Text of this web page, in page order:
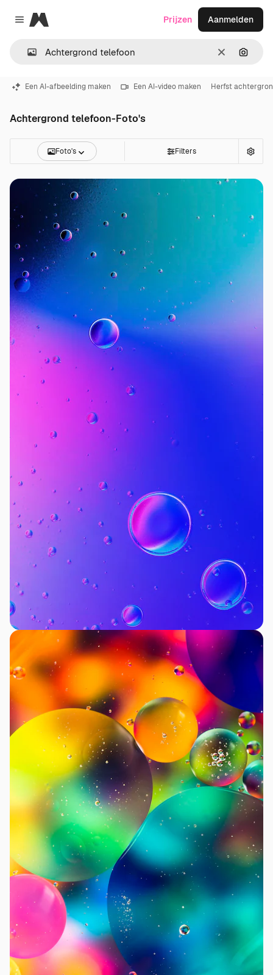
Close menu
Magnific
Wissen
Prijzen Aanmelden
Een AI-afbeelding maken Een AI-video maken Herfst
Achtergrond telefoon-Foto's
Foto's Filters